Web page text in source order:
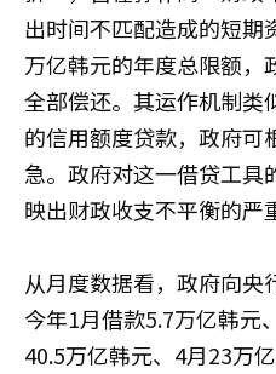
出时间不匹配造成的短期
万亿韩元的年度总限额，
全部偿还。其运作机制类
的信用额度贷款，政府可
急。政府对这一借贷工具
映出财政收支不平衡的严
从月度数据看，政府向央
今年1月借款5.7万亿韩元
40.5万亿韩元、4月23万